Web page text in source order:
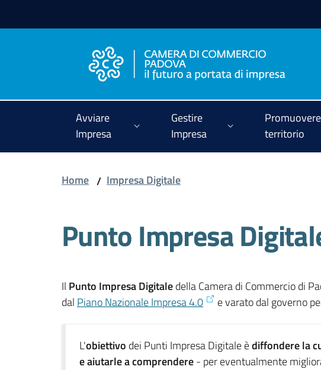
Avviare
Impresa
Gestire
Impresa
territorio
Home / Impresa Digitale
Punto Impresa
Il Punto Impresa Digitaledella Camera di Commercio di
dal Piano Nazionale Impresa 4.0 e varato dal governo
L'obiettivo dei Punti Impresa Digitale èdiffondere la
e aiutarle a comprendere- per eventualmente